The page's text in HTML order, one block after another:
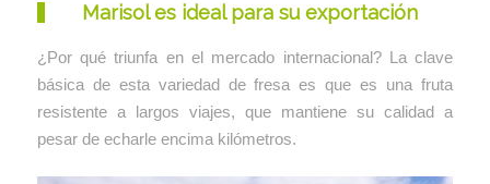
Marisol es ideal para su exportación
¿Por qué triunfa en el mercado internacional? La clave
básica de esta variedad de fresa es que es una fruta
resistente a largos viajes, que mantiene su calidad a
pesar de echarle encima kilómetros.